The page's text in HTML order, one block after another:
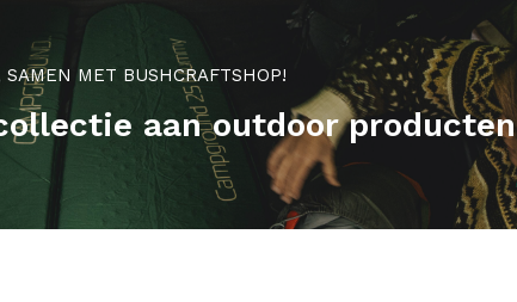
MET BUSHCRAFTSHOP!
aan outdoor producten